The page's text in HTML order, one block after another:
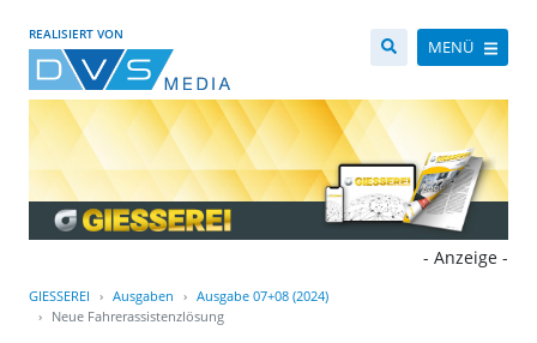
REALISIERT VON
MENÜ
- Anzeige -
GIESSEREI Ausgaben
Ausgabe 07+08 (2024)
Neue Fahrerassistenzlösung